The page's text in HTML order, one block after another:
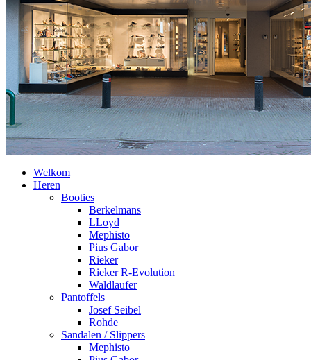
Welkom
Heren
Booties
Berkelmans
LLoyd
Mephisto
Pius Gabor
Rieker
Rieker R-Evolution
Waldlaufer
Pantoffels
Josef Seibel
Rohde
Sandalen / Slippers
Mephisto